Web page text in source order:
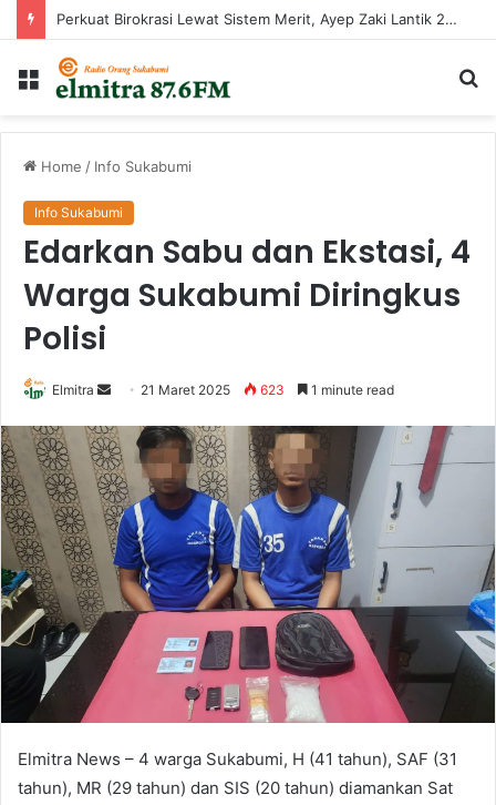
Perkuat Birokrasi Lewat Sistem Merit, Ayep Zaki Lantik 24 Pejabat
Menu
Home / Info Sukabumi
Info Sukabumi
Edarkan Sabu dan Ekstasi, 4
Warga Sukabumi Diringkus
Polisi
Elmitra
Send
email
21 Maret 2025 623 1 minute read
Elmitra News – 4 warga Sukabumi, H (41 tahun), SAF (31
tahun), MR (29 tahun) dan SIS (20 tahun) diamankan Sat